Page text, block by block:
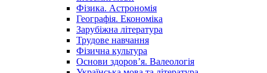
Фізика. Астрономія
Географія. Економіка
Зарубіжна література
Трудове навчання
Фізична культура
Основи здоров’я. Валеологія